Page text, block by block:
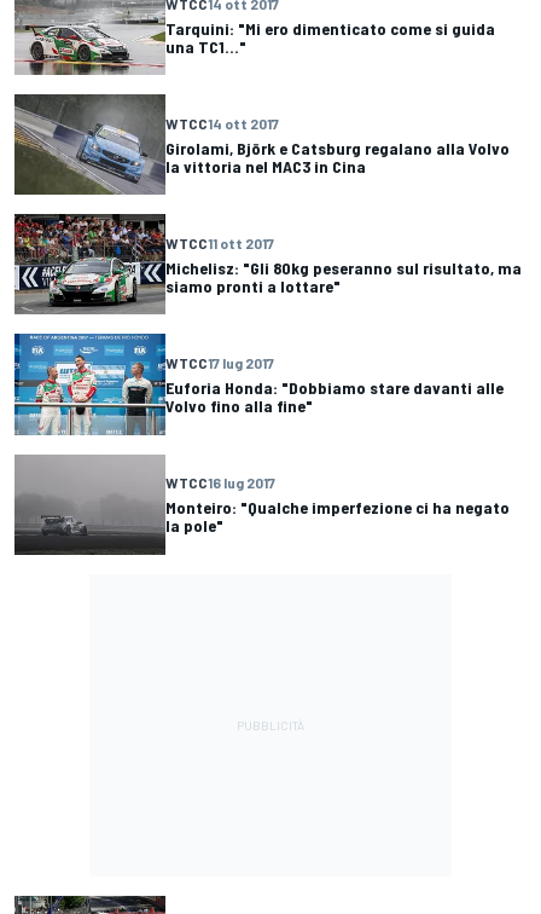
Tarquini: "Mi ero dimenticato come si guida
una TC1..."
WTCC14 ott 2017
Girolami, Björk e Catsburg regalano alla Volvo
la vittoria nel MAC3 in Cina
WTCC11 ott 2017
Michelisz: "Gli 80kg peseranno sul risultato, ma
siamo pronti a lottare"
WTCC17 lug 2017
Euforia Honda: "Dobbiamo stare davanti alle
Volvo fino alla fine"
WTCC16 lug 2017
Monteiro: "Qualche imperfezione ci ha negato
la pole"